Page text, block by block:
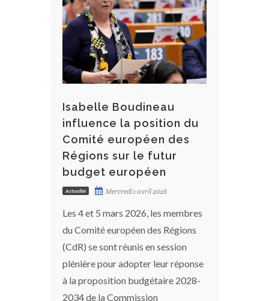
Isabelle Boudineau
influence la position du
Comité européen des
Régions sur le futur
budget européen
Actualité Mercredi 1 avril 2026
Les 4 et 5 mars 2026, les membres
du Comité européen des Régions
(CdR) se sont réunis en session
plénière pour adopter leur réponse
à la proposition budgétaire 2028-
2034 de la Commission